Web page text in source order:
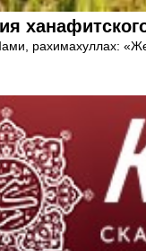
рахимахуллах: